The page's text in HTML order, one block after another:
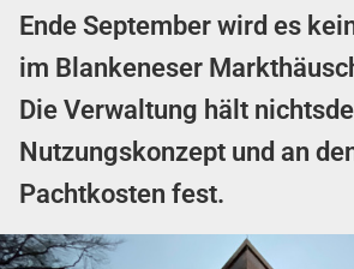
Ende September wird es
im Blankeneser
Die Verwaltung hält
Nutzungskonzept und an
Pachtkosten fest.